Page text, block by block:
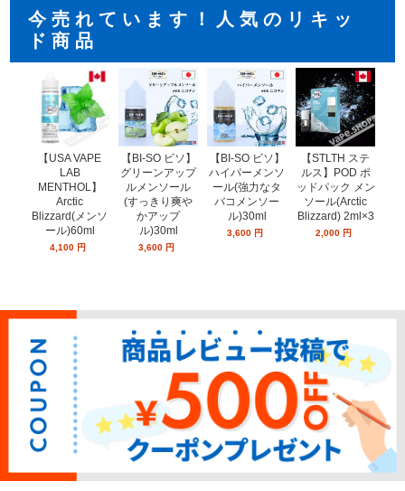
今売れています！人気のリキッ
ド商品
【USA VAPE
LAB
MENTHOL】
Arctic
Blizzard(メンソ
ール)60ml
4,100 円
【BI-SO ビソ】
グリーンアップ
ルメンソール
(すっきり爽や
かアップ
ル)30ml
3,600 円
【BI-SO ビソ】
ハイパーメンソ
ール(強力なタ
バコメンソー
ル)30ml
3,600 円
【STLTH ステ
ルス】POD ポ
ッドパック メン
ソール(Arctic
Blizzard) 2ml×3
2,000 円